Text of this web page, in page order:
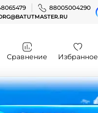
88005004290
Сравнение Избранное